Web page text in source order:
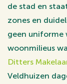
de stad en
zones en
geen uniforme
woonmilieus
Ditters
Veldhuizen